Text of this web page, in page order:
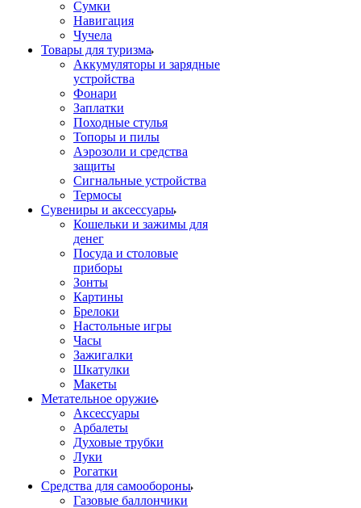
Сумки
Навигация
Чучела
Товары для туризма
Аккумуляторы и зарядные
устройства
Фонари
Заплатки
Походные стулья
Топоры и пилы
Аэрозоли и средства
защиты
Сигнальные устройства
Термосы
Сувениры и аксессуары
Кошельки и зажимы для
денег
Посуда и столовые
приборы
Зонты
Картины
Брелоки
Настольные игры
Часы
Зажигалки
Шкатулки
Макеты
Метательное оружие
Аксессуары
Арбалеты
Духовые трубки
Луки
Рогатки
Средства для самообороны
Газовые баллончики